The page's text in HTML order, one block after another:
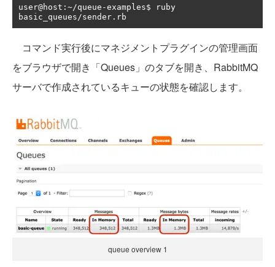
user@host :~/queue -examples$ ruby
basic_queues /sender . rb
コマンド実行後にマネジメントプラグインの管理画面
をブラウザで開き「Queues」のタブを開き、RabbitMQ
サーバで作成されているキューの状態を確認します。
queue overview 1